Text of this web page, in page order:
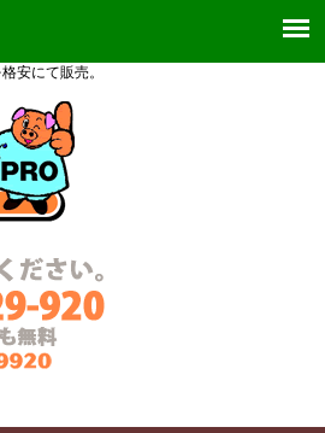
安にて販売。